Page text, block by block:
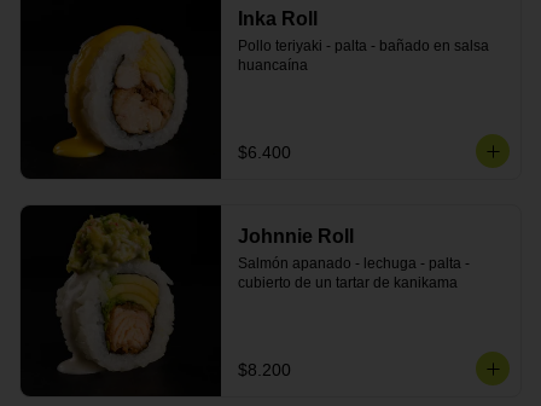
Inka Roll
Pollo teriyaki - palta - bañado en salsa
huancaína
$6.400
Johnnie Roll
Salmón apanado - lechuga - palta -
cubierto de un tartar de kanikama
$8.200